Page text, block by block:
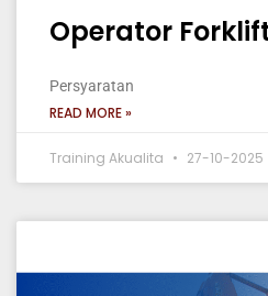
Operator
Persyaratan
READ MORE »
Training Akualita 27-10-2025